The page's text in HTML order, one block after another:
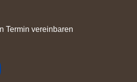
Termin vereinbaren